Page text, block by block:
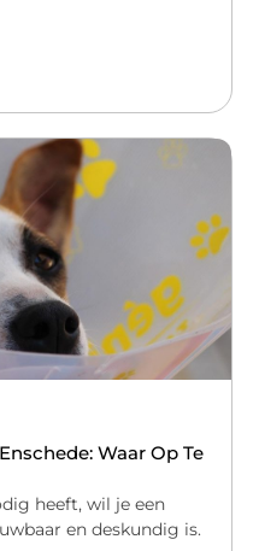
Waar Op Te
heeft, wil je een
en deskundig is.